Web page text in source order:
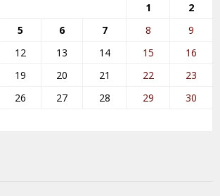
1
2
5 6 7 8
9
12 13 14 15
16
19 20 21 22
23
26 27 28 29
30